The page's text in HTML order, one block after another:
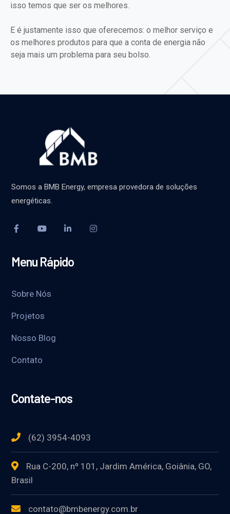
isso temos que ser os melhores.
E é justamente isso que oferecemos: o melhor serviço e
os melhores produtos para que a conta de energia não
seja mais um problema para seu bolso.
Somos a BMB Energy, empresa provedora de soluções
energéticas.
Menu Rápido
Sobre Nós
Projetos
Nosso Blog
Contato
Contate-nos
(62) 3954-4093
Rua C-200, nº 101, Jardim América, Goiânia, GO,
Brasil
contato@bmbenergy.com.br